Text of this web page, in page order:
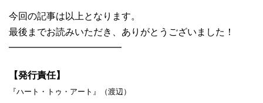
今回の記事は以上となります。
最後までお読みいただき、ありがとうございました！
━━━━━━━━━━━━
【発行責任】
『ハート・トゥ・アート』（渡辺）